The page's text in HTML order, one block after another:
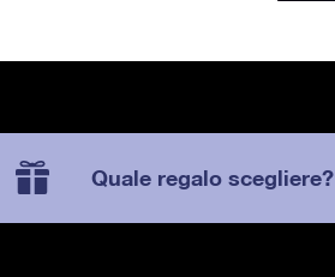
Quale regalo scegliere?